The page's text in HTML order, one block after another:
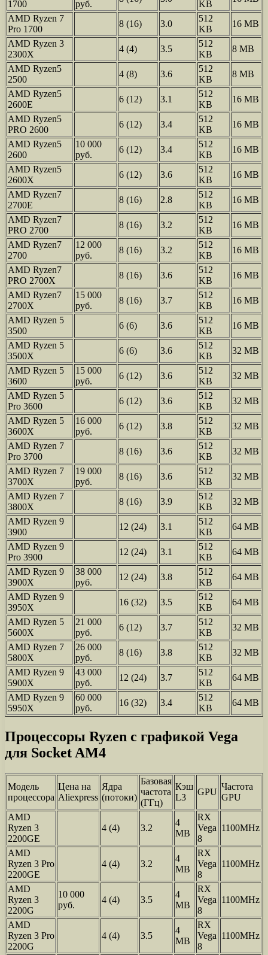
1700 руб. KB
AMD Ryzen 7
Pro 1700
8 (16) 3.0
512
KB
16 MB
AMD Ryzen 3
2300X
4 (4) 3.5
512
KB
8 MB
AMD Ryzen5
2500
4 (8) 3.6
512
KB
8 MB
AMD Ryzen5
2600E
6 (12) 3.1
512
KB
16 MB
AMD Ryzen5
PRO 2600
6 (12) 3.4
512
KB
16 MB
AMD Ryzen5
2600
10 000
руб.
6 (12) 3.4
512
KB
16 MB
AMD Ryzen5
2600X
6 (12) 3.6
512
KB
16 MB
AMD Ryzen7
2700E
8 (16) 2.8
512
KB
16 MB
AMD Ryzen7
PRO 2700
8 (16) 3.2
512
KB
16 MB
AMD Ryzen7
2700
12 000
руб.
8 (16) 3.2
512
KB
16 MB
AMD Ryzen7
PRO 2700X
8 (16) 3.6
512
KB
16 MB
AMD Ryzen7
2700X
15 000
руб.
8 (16) 3.7
512
KB
16 MB
AMD Ryzen 5
3500
6 (6) 3.6
512
KB
16 MB
AMD Ryzen 5
3500X
6 (6) 3.6
512
KB
32 MB
AMD Ryzen 5
3600
15 000
руб.
6 (12) 3.6
512
KB
32 MB
AMD Ryzen 5
Pro 3600
6 (12) 3.6
512
KB
32 MB
AMD Ryzen 5
3600X
16 000
руб.
6 (12) 3.8
512
KB
32 MB
AMD Ryzen 7
Pro 3700
8 (16) 3.6
512
KB
32 MB
AMD Ryzen 7
3700X
19 000
руб.
8 (16) 3.6
512
KB
32 MB
AMD Ryzen 7
3800X
8 (16) 3.9
512
KB
32 MB
AMD Ryzen 9
3900
12 (24) 3.1
512
KB
64 MB
AMD Ryzen 9
Pro 3900
12 (24) 3.1
512
KB
64 MB
AMD Ryzen 9
3900X
38 000
руб.
12 (24) 3.8
512
KB
64 MB
AMD Ryzen 9
3950X
16 (32) 3.5
512
KB
64 MB
AMD Ryzen 5
5600X
21 000
руб.
6 (12) 3.7
512
KB
32 MB
AMD Ryzen 7
5800X
26 000
руб.
8 (16) 3.8
512
KB
32 MB
AMD Ryzen 9
5900X
43 000
руб.
12 (24) 3.7
512
KB
64 MB
AMD Ryzen 9
5950X
60 000
руб.
16 (32) 3.4
512
KB
64 MB
Процессоры Ryzen с графикой Vega
для Socket AM4
Модель
процессора
Цена на
Aliexpress
Ядра
(потоки)
Базовая
частота
(ГГц)
Кэш
L3
GPU
Частота
GPU
AMD
Ryzen 3
2200GE
4 (4) 3.2
4
MB
RX
Vega
8
1100MHz
AMD
Ryzen 3 Pro
2200GE
4 (4) 3.2
4
MB
RX
Vega
8
1100MHz
AMD
Ryzen 3
2200G
10 000
руб.
4 (4) 3.5
4
MB
RX
Vega
8
1100MHz
AMD
Ryzen 3 Pro
2200G
4 (4) 3.5
4
MB
RX
Vega
8
1100MHz